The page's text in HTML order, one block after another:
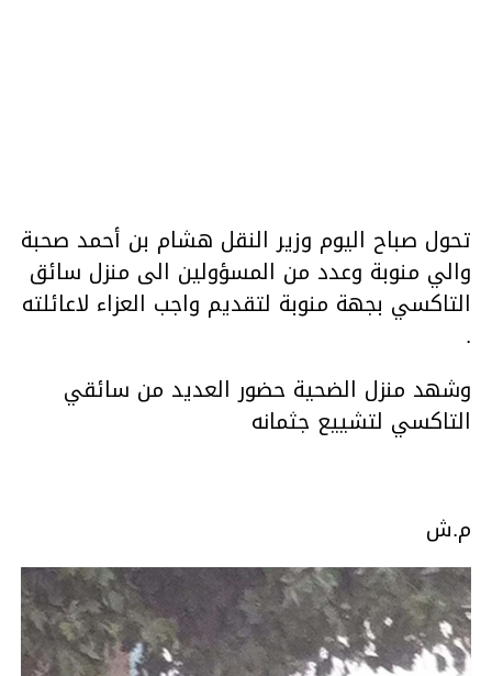
تحول صباح اليوم وزير النقل هشام بن أحمد صحبة
والي منوبة وعدد من المسؤولين الى منزل سائق
التاكسي بجهة منوبة لتقديم واجب العزاء لاعائلته
.
وشهد منزل الضحية حضور العديد من سائقي
التاكسي لتشييع جثمانه
م.ش